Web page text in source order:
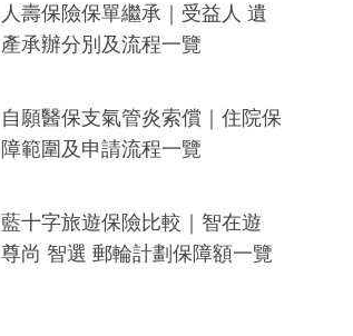
人壽保險保單繼承｜受益人 遺
產承辦分別及流程一覽
自願醫保支氣管炎索償｜住院保
障範圍及申請流程一覽
藍十字旅遊保險比較｜智在遊
尊尚 智選 郵輪計劃保障額一覽